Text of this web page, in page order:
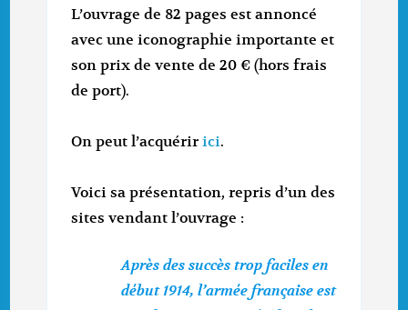
L’ouvrage de 82 pages est annoncé
avec une iconographie importante et
son prix de vente de 20 € (hors frais
de port).
On peut l’acquéririci.
Voici sa présentation, repris d’un des
sites vendant l’ouvrage :
Après des succès trop faciles en
début 1914, l’armée française est